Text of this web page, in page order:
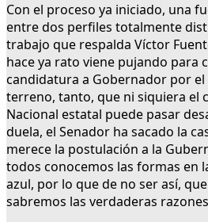
Con el proceso ya iniciado, una
entre dos perfiles totalmente
trabajo que respalda Víctor
hace ya rato viene pujando para
candidatura a Gobernador por el
terreno, tanto, que ni siquiera el
Nacional estatal puede pasar
duela, el Senador ha sacado la
merece la postulación a la
todos conocemos las formas en
azul, por lo que de no ser así,
sabremos las verdaderas